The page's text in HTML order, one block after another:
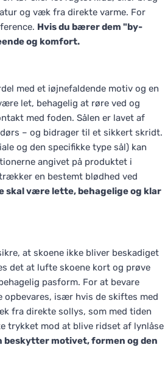
og væk fra direkte varme. For
Hvis du bærer dem "by-
og komfort.
med et iøjnefaldende motiv og en
let, behagelig at røre ved og
med foden. Sålen er lavet af
– og bidrager til et sikkert skridt.
og den specifikke type sål) kan
angivet på produktet i
en bestemt blødhed ved
skal være lette, behagelige og klar
at skoene ikke bliver beskadiget
det at lufte skoene kort og prøve
pasform. For at bevare
især hvis de skiftes med
fra direkte sollys, som med tiden
trykket mod at blive ridset af lynlåse
beskytter motivet, formen og den